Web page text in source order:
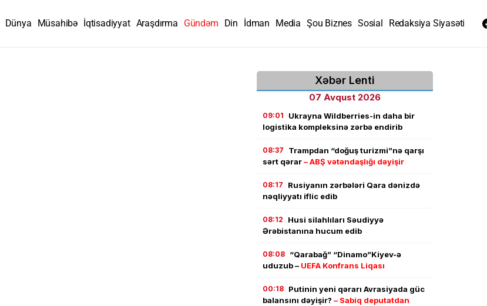
Dünya Müsahibə İqtisadiyyat Araşdırma Gündəm Din İdman Media Şou Biznes Sosial Redaksiya Siyasəti
Xəbər Lenti
07 Avqust 2026
09:01
Ukrayna Wildberries-in daha bir
logistika kompleksinə zərbə endirib
08:37
Trampdan “doğuş turizmi”nə qarşı
sərt qərar– ABŞ vətəndaşlığı dəyişir
08:17
Rusiyanın zərbələri Qara dənizdə
nəqliyyatı iflic edib
08:12
Husi silahlıları Səudiyyə
Ərəbistanına hucum edib
08:08 “Qarabağ” “Dinamo”Kiyev-ə
uduzub – UEFA Konfrans Liqası
00:18 Putinin yeni qərarı Avrasiyada güc
balansını dəyişir? – Sabiq deputatdan